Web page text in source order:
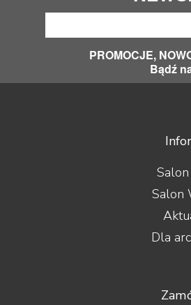
PROMOCJE,
Bądź
Salon
Dla